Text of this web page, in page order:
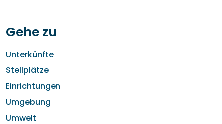
Gehe zu
Unterkünfte
Stellplätze
Einrichtungen
Umgebung
Umwelt